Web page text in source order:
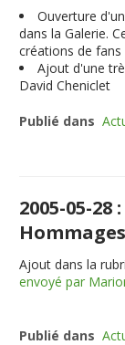
Ouverture
dans la Galerie.
créations de
Ajout d'une
David Cheniclet
Publié dans
2005-05-
Hommages
Ajout dans la
envoyé par
Publié dans